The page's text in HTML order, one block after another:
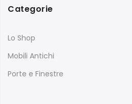
Categorie
Lo Shop
Mobili Antichi
Porte e Finestre